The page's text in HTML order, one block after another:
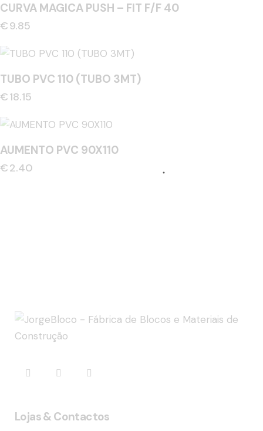
CURVA MAGICA PUSH – FIT F/F 40
€9.85
TUBO PVC 110 (TUBO 3MT)
€18.15
AUMENTO PVC 90X110
€2.40
Lojas & Contactos